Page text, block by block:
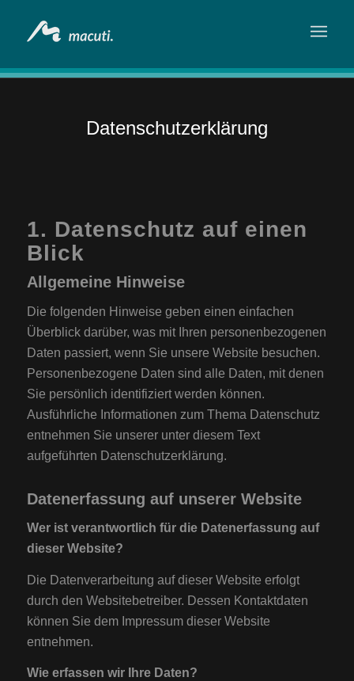
Datenschutzerklärung
1. Datenschutz auf einen
Blick
Allgemeine Hinweise
Die folgenden Hinweise geben einen einfachen
Überblick darüber, was mit Ihren personenbezogenen
Daten passiert, wenn Sie unsere Website besuchen.
Personenbezogene Daten sind alle Daten, mit denen
Sie persönlich identifiziert werden können.
Ausführliche Informationen zum Thema Datenschutz
entnehmen Sie unserer unter diesem Text
aufgeführten Datenschutzerklärung.
Datenerfassung auf unserer Website
Wer ist verantwortlich für die Datenerfassung auf
dieser Website?
Die Datenverarbeitung auf dieser Website erfolgt
durch den Websitebetreiber. Dessen Kontaktdaten
können Sie dem Impressum dieser Website
entnehmen.
Wie erfassen wir Ihre Daten?